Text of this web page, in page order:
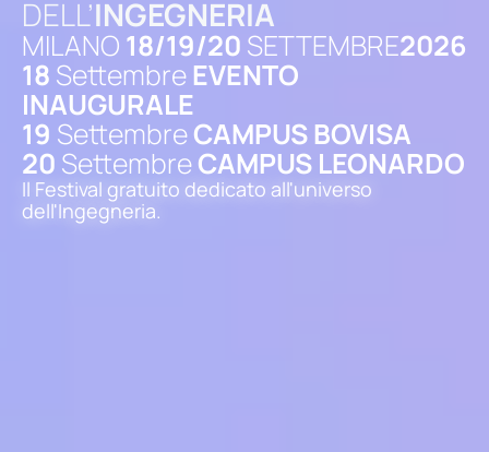
DELL’INGEGNERIA
MILANO 18/19/20 SETTEMBRE2026
18 Settembre EVENTO
INAUGURALE
19 SettembreCAMPUS BOVISA
20 SettembreCAMPUS LEONARDO
Il Festival gratuito dedicato all'universo
dell'Ingegneria.